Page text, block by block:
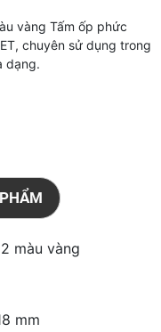
vàng Tấm ốp phức
chuyên sử dụng trong
dạng.
màu vàng
mm